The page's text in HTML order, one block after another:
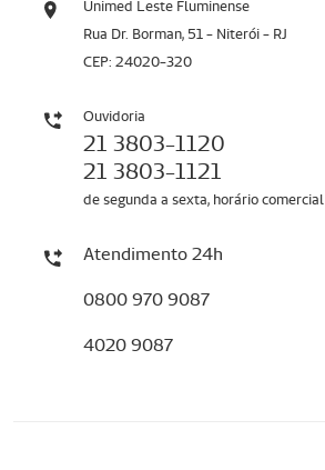
Unimed Leste Fluminense
Rua Dr. Borman, 51 - Niterói - RJ
CEP: 24020-320
Ouvidoria
21 3803-1120
21 3803-1121
de segunda a sexta, horário comercial
Atendimento 24h
0800 970 9087
4020 9087